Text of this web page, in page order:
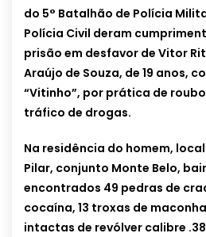
do 5° Batalhão de Polícia
Polícia Civil deram
prisão em desfavor de Vitor
Araújo de Souza, de 19 anos,
“Vitinho”, por prática de
tráfico de drogas.
Na residência do homem,
Pilar, conjunto Monte Belo,
encontrados 49 pedras de
cocaína, 13 troxas de
intactas de revólver calibre